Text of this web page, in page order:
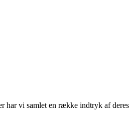
har vi samlet en række indtryk af deres